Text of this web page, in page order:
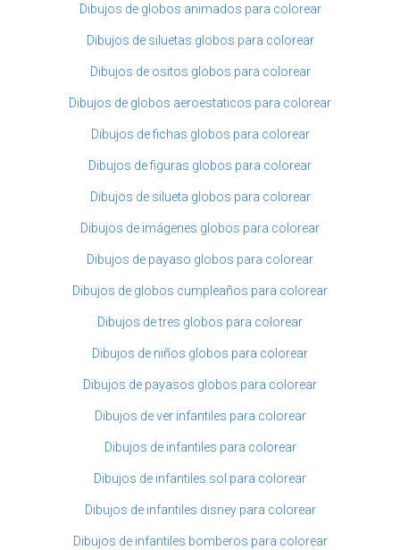
Dibujos de globos animados para colorear
Dibujos de siluetas globos para colorear
Dibujos de ositos globos para colorear
Dibujos de globos aeroestaticos para colorear
Dibujos de fichas globos para colorear
Dibujos de figuras globos para colorear
Dibujos de silueta globos para colorear
Dibujos de imágenes globos para colorear
Dibujos de payaso globos para colorear
Dibujos de globos cumpleaños para colorear
Dibujos de tres globos para colorear
Dibujos de niños globos para colorear
Dibujos de payasos globos para colorear
Dibujos de ver infantiles para colorear
Dibujos de infantiles para colorear
Dibujos de infantiles sol para colorear
Dibujos de infantiles disney para colorear
Dibujos de infantiles bomberos para colorear